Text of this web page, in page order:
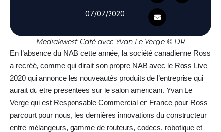
07/07/2020
Mediakwest Café avec Yvan Le Verge © DR
En l’absence du NAB cette année, la société canadienne Ross
a recréé, comme qui dirait son propre NAB avec le Ross Live
2020 qui annonce les nouveautés produits de l’entreprise qui
aurait dû être présentées sur le salon américain. Yvan Le
Verge qui est Responsable Commercial en France pour Ross
parcourt pour nous, les dernières innovations du constructeur
entre mélangeurs, gamme de routeurs, codecs, robotique et